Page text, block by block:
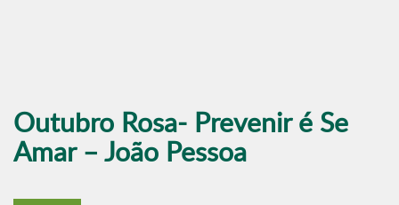
Outubro Rosa- Prevenir é Se
Amar – João Pessoa